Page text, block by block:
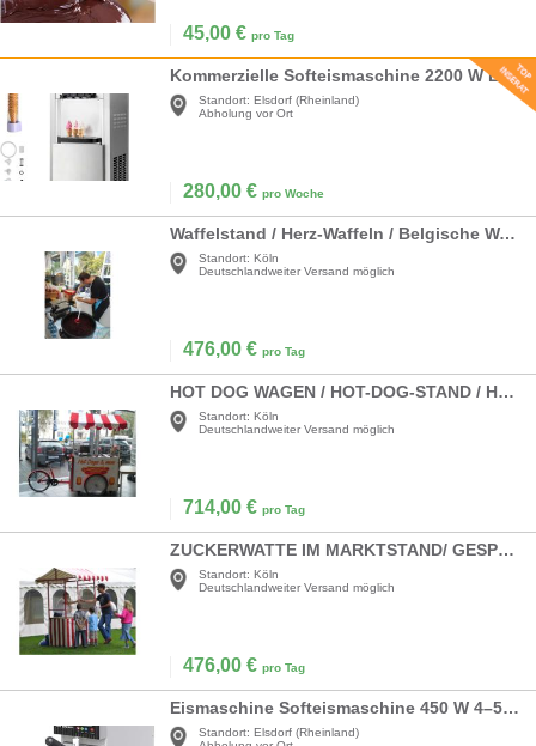
45,00 € pro Tag
Kommerzielle Softeismaschine 2200 W Eismaschine 2 x 6 L freistehend 20-28 L/h 3 Geschmacksrichtungen
Standort: Elsdorf (Rheinland)
Abholung vor Ort
280,00 € pro Woche
Waffelstand / Herz-Waffeln / Belgische Waffeln / Waffeleisen
Standort: Köln
Deutschlandweiter Versand möglich
476,00 € pro Tag
HOT DOG WAGEN / HOT-DOG-STAND / HOT-DOG BIKE
Standort: Köln
Deutschlandweiter Versand möglich
714,00 € pro Tag
ZUCKERWATTE IM MARKTSTAND/ GESPONNENER ZUCKER / COTTON CANDY
Standort: Köln
Deutschlandweiter Versand möglich
476,00 € pro Tag
Eismaschine Softeismaschine 450 W 4–5 kg/h Leistung vertikal Selbstreinigung LCD-Display Restaurant
Standort: Elsdorf (Rheinland)